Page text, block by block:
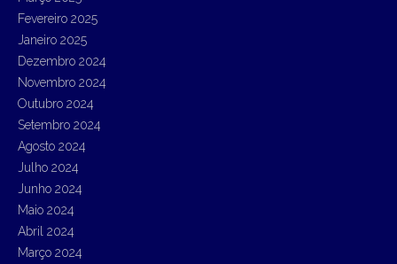
Fevereiro 2025
Janeiro 2025
Dezembro 2024
Novembro 2024
Outubro 2024
Setembro 2024
Agosto 2024
Julho 2024
Junho 2024
Maio 2024
Abril 2024
Março 2024